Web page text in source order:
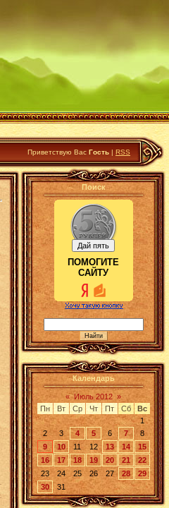
Приветствую Вас Гость | RSS
Поиск
ПОМОГИТЕ
САЙТУ
Календарь
« Июль 2012 »
Пн
Вт Ср Чт Пт Сб
Вс
1
2
3 4 5 6 7
8
9
10 11 12 13 14
15
16
17 18 19 20 21
22
23
24 25 26 27 28
29
30
31